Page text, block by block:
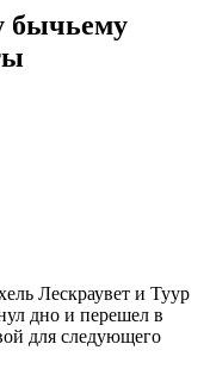
бычьему
Лескраувет и Туур
дно и перешел в
для следующего